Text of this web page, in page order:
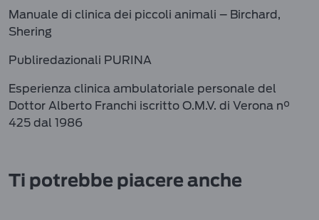
Manuale di clinica dei piccoli animali – Birchard,
Shering
Publiredazionali PURINA
Esperienza clinica ambulatoriale personale del
Dottor Alberto Franchi iscritto O.M.V. di Verona n°
425 dal 1986
Ti potrebbe piacere anche